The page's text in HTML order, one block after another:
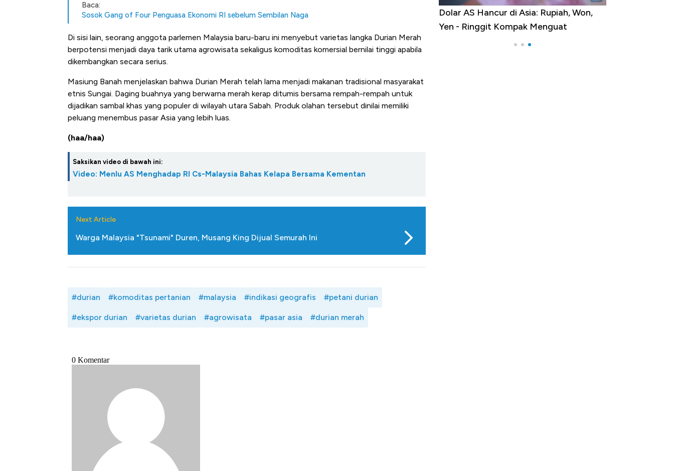
Baca:
Sosok Gang of Four Penguasa Ekonomi RI sebelum Sembilan Naga
Di sisi lain, seorang anggota parlemen Malaysia baru-baru ini menyebut varietas langka Durian Merah
berpotensi menjadi daya tarik utama agrowisata sekaligus komoditas komersial bernilai tinggi apabila
dikembangkan secara serius.
Masiung Banah menjelaskan bahwa Durian Merah telah lama menjadi makanan tradisional masyarakat
etnis Sungai. Daging buahnya yang berwarna merah kerap ditumis bersama rempah-rempah untuk
dijadikan sambal khas yang populer di wilayah utara Sabah. Produk olahan tersebut dinilai memiliki
peluang menembus pasar Asia yang lebih luas.
(haa/haa)
Saksikan video di bawah ini:
Video: Menlu AS Menghadap RI Cs-Malaysia Bahas Kelapa Bersama Kementan
Next Article
Warga Malaysia "Tsunami" Duren, Musang King Dijual Semurah Ini
#durian #komoditas pertanian #malaysia #indikasi geografis #petani durian
#ekspor durian #varietas durian #agrowisata #pasar asia #durian merah
Bangkit dari Kubur! Bisnis Furniture &
5 Raja Ekonomi Indonesia: Maaf, Gak
Dolar AS Hancur di Asia: Rupiah, Won,
Yen - Ringgit Kompak Menguat